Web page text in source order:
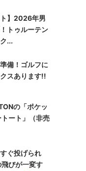
ト】2026年男
トゥルーテン
...
備！ゴルフに
スあります!!
の「ポケッ
ート」（非売
ぐ投げられ
びが一変す